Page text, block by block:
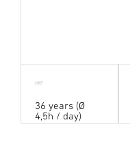
36 years (Ø
4,5h / day)